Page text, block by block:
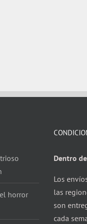
horror
Dentro
Los
las
son
cada